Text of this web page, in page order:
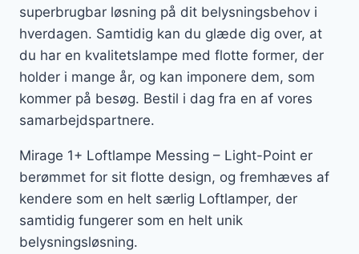
superbrugbar løsning på dit belysningsbehov i
hverdagen. Samtidig kan du glæde dig over, at
du har en kvalitetslampe med flotte former, der
holder i mange år, og kan imponere dem, som
kommer på besøg. Bestil i dag fra en af vores
samarbejdspartnere.
Mirage 1+ Loftlampe Messing – Light-Point er
berømmet for sit flotte design, og fremhæves af
kendere som en helt særlig Loftlamper, der
samtidig fungerer som en helt unik
belysningsløsning.